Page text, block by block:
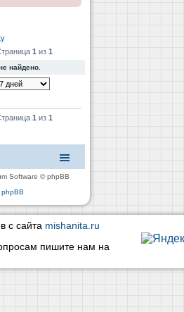
1 из1
найдено.
1 из1
Software © phpBB
phpBB
с сайта mishanita.ru
пишите нам на